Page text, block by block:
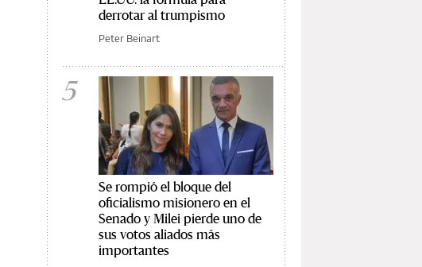
derrotar al trumpismo
Peter Beinart
5
Se rompió el bloque del
oficialismo misionero en el
Senado y Milei pierde uno de
sus votos aliados más
importantes